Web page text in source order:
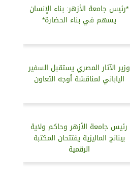
*رئيس جامعة الأزهر: بناء الإنسان
يسهم في بناء الحضارة*
وزير الآثار المصري يستقبل السفير
الياباني لمناقشة أوجه التعاون
رئيس جامعة الأزهر وحاكم ولاية
بينانج الماليزية يفتتحان المكتبة
الرقمية